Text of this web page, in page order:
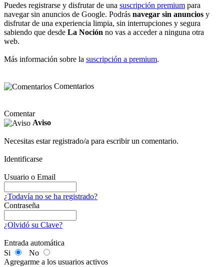
Puedes registrarse y disfrutar de una suscripción premium para
navegar sin anuncios de Google. Podrás navegar sin anuncios y
disfrutar de una experiencia limpia, sin interrupciones y segura
sabiendo que desde La Noción no vas a acceder a ninguna otra
web.
Más información sobre la suscripción a premium.
Comentarios
Comentar
Aviso
Necesitas estar registrado/a para escribir un comentario.
Identificarse
Usuario o Email
¿Todavía no se ha registrado?
Contraseña
¿Olvidó su Clave?
Entrada automática
Si
No
Agregarme a los usuarios activos